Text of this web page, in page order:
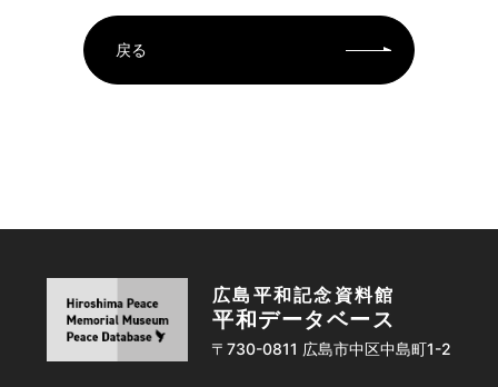
戻る
広島平和記念資料館
平和データベース
〒730-0811 広島市中区中島町1-2